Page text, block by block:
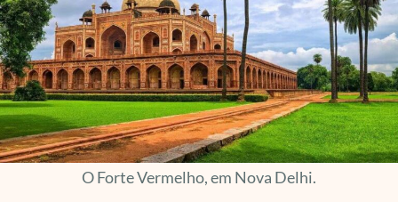
O Forte Vermelho, em Nova Delhi.